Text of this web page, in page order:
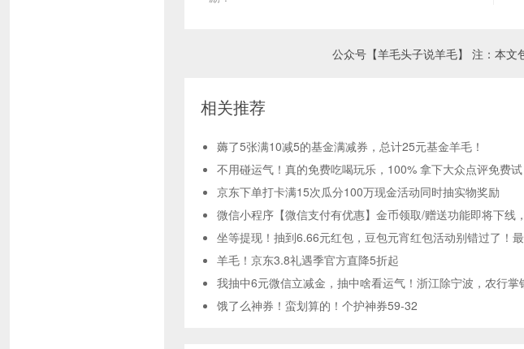
公众号【羊毛头子说羊毛】 注：本文
相关推荐
薅了5张满10减5的基金满减券，总计25元基金羊毛！
不用碰运气！真的免费吃喝玩乐，100% 拿下大众点评免费试
京东下单打卡满15次瓜分100万现金活动同时抽实物奖励
微信小程序【微信支付有优惠】金币领取/赠送功能即将下线
坐等提现！抽到6.66元红包，豆包元宵红包活动别错过了！
羊毛！京东3.8礼遇季官方直降5折起
我抽中6元微信立减金，抽中啥看运气！浙江除宁波，农行
饿了么神券！蛮划算的！个护神券59-32